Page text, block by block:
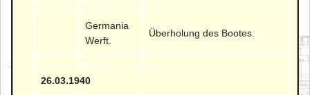
Germania
Werft.
Überholung des Bootes.
26.03.1940